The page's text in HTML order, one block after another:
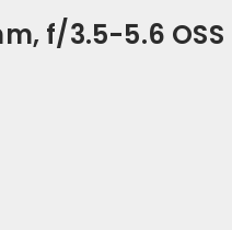
f/3.5-5.6 OSS